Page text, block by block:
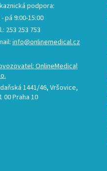
podpora:
pá 9:00-15:00
253 253 753
info@onlinemedical.cz
OnlineMedical
1441/46, Vršovice,
00 Praha 10